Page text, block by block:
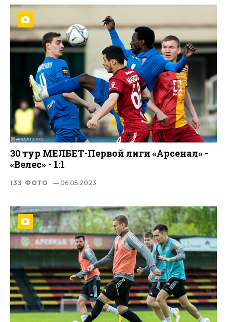
30 тур МЕЛБЕТ-Первой лиги «Арсенал» -
«Велес» - 1:1
133 ФОТО — 06.05.2023